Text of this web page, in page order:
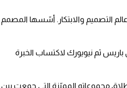
عالم التصميم والابتكار. أسّسها المصمم
ثم نيويورك لاكتساب الخبرة
مجموعاته المميّزة التي جمعت بين